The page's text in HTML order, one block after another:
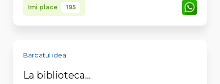
Imi place 195
Barbatul ideal
La biblioteca...